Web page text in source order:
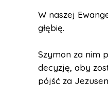
W naszej
głębię.
Szymon za nim
decyzję, aby
pójść za